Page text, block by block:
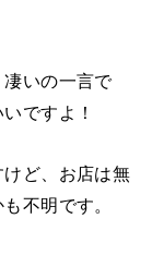
いの一言で
ですよ！
ど、お店は無
不明です。